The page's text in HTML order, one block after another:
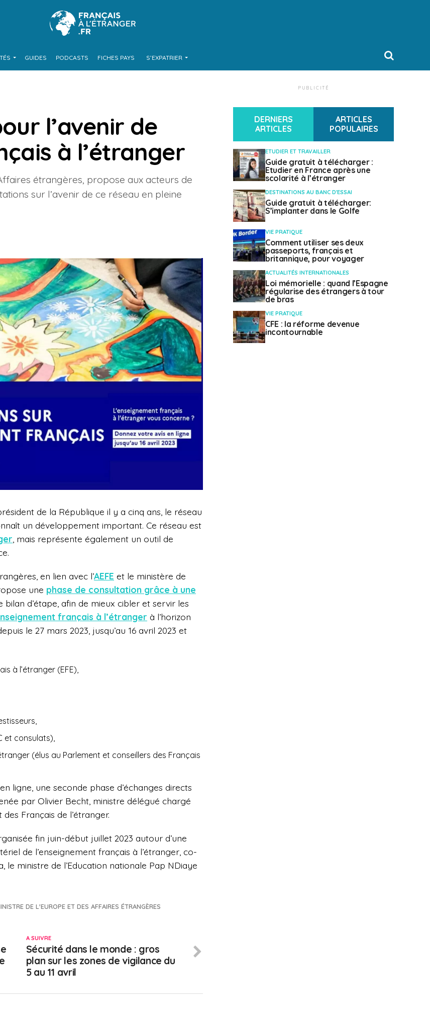
GUIDES PODCASTS FICHES PAYS S’EXPATRIER
l’avenir de
à l’étranger
étrangères, propose aux acteurs de
sur l’avenir de ce réseau en pleine
de la République il y a cinq ans, le réseau
un développement important. Ce réseau est
, mais représente également un outil de
en lien avec l’AEFE et le ministère de
une phase de consultation grâce à une
bilan d’étape, afin de mieux cibler et servir les
français à l’étranger à l’horizon
le 27 mars 2023, jusqu’au 16 avril 2023 et
à l’étranger (EFE),
et consulats),
(élus au Parlement et conseillers des Français
ligne, une seconde phase d’échanges directs
par Olivier Becht, ministre délégué chargé
Français de l’étranger.
fin juin-début juillet 2023 autour d’une
de l’enseignement français à l’étranger, co-
le ministre de l’Education nationale Pap NDiaye
DE L'EUROPE ET DES AFFAIRES ÉTRANGÈRES
A SUIVRE
Sécurité dans le monde : gros
plan sur les zones de vigilance du
5 au 11 avril
PUBLICITÉ
DERNIERS
ARTICLES
ARTICLES
POPULAIRES
ETUDIER ET TRAVAILLER
Guide gratuit à télécharger :
Etudier en France après une
scolarité à l’étranger
DESTINATIONS AU BANC D'ESSAI
Guide gratuit à télécharger:
S’implanter dans le Golfe
VIE PRATIQUE
Comment utiliser ses deux
passeports, français et
britannique, pour voyager
ACTUALITÉS INTERNATIONALES
Loi mémorielle : quand l’Espagne
régularise des étrangers à tour
de bras
VIE PRATIQUE
CFE : la réforme devenue
incontournable